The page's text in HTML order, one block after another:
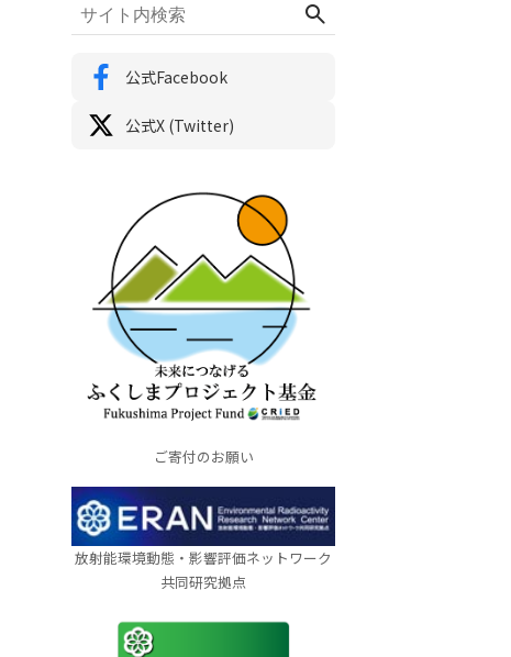
公式Facebook
公式X (Twitter)
ご寄付のお願い
放射能環境動態・影響評価ネットワーク
共同研究拠点